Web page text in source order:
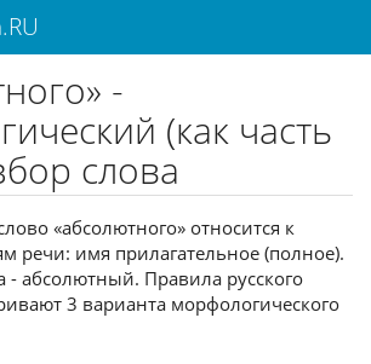
-
(как часть
слова
«абсолютного» относится к
речи: имя прилагательное (полное).
- абсолютный. Правила русского
3 варианта морфологического